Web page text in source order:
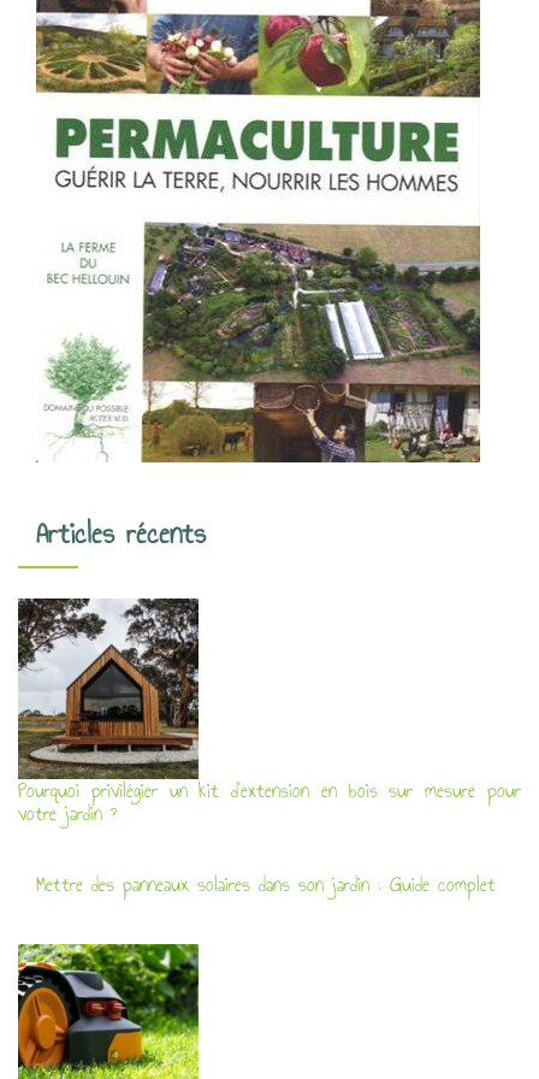
Articles récents
Pourquoi privilégier un kit d’extension en bois sur mesure pour
votre jardin ?
Mettre des panneaux solaires dans son jardin : Guide complet